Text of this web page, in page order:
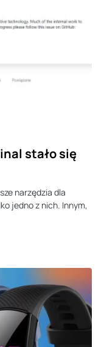
stało się
narzędzia dla
jedno z nich. Innym,